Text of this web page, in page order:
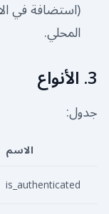
(استضافة في
المحلي.
3. الأنواع
جدول:
الاسم
is_authenticated